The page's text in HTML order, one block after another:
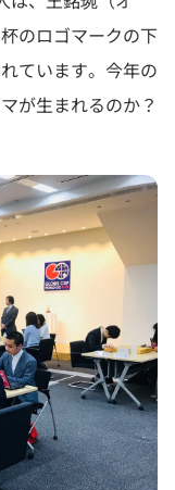
のロゴマークの下
ています。今年の
が生まれるのか？